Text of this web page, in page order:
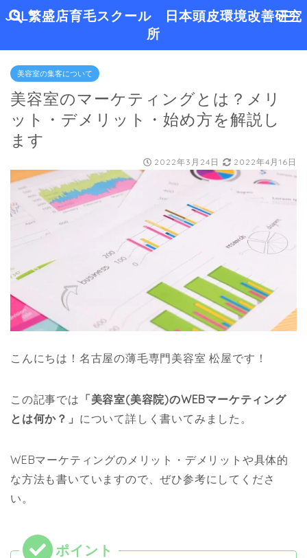
JSL繁盛店育毛スクール 日本頭皮環境改善研究
所
美容室の集客について
美容室のマーケティングとは？メリ
ット・デメリット・始め方を解説し
ます
2022年3月24日 2022年4月16日
こんにちは！名古屋の薄毛専門美容室 松屋です！
この記事では 「美容室(美容院)のWEBマーケティング
とは何か？」 について詳しく書いてみました。
WEBマーケティングのメリット・デメリットや具体的
な方法も書いていますので、ぜひ参考にしてくださ
い。